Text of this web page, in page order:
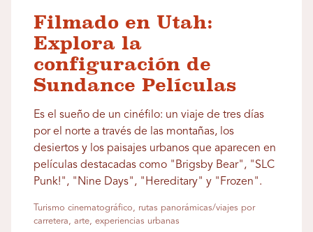
Filmado en Utah:
Explora la
configuración de
Sundance Películas
Es el sueño de un cinéfilo: un viaje de tres días
por el norte a través de las montañas, los
desiertos y los paisajes urbanos que aparecen en
películas destacadas como "Brigsby Bear", "SLC
Punk!", "Nine Days", "Hereditary" y "Frozen".
Turismo cinematográfico, rutas panorámicas/viajes por
carretera, arte, experiencias urbanas